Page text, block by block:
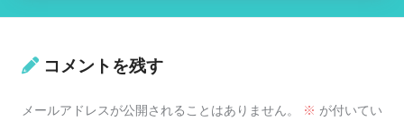
コメントを残す
メールアドレスが公開されることはありません。 ※ が付いてい